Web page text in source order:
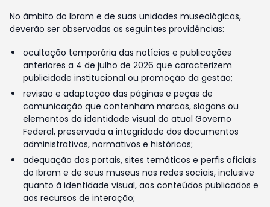
No âmbito do Ibram e de suas unidades museológicas,
deverão ser observadas as seguintes providências:
ocultação temporária das notícias e publicações
anteriores a 4 de julho de 2026 que caracterizem
publicidade institucional ou promoção da gestão;
revisão e adaptação das páginas e peças de
comunicação que contenham marcas, slogans ou
elementos da identidade visual do atual Governo
Federal, preservada a integridade dos documentos
administrativos, normativos e históricos;
adequação dos portais, sites temáticos e perfis oficiais
do Ibram e de seus museus nas redes sociais, inclusive
quanto à identidade visual, aos conteúdos publicados e
aos recursos de interação;